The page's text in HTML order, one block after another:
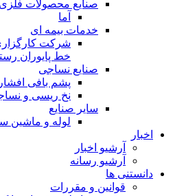
صنایع محصولات فلزی
آما
خدمات بیمه ای
شرکت
خط پایوران
صنایع نساجی
پشم بافی افشار
نخ ریسی و
سایر صنایع
لوله و ماشین
اخبار
آرشیو اخبار
آرشیو رسانه
دانستنی ها
قوانین و مقررات